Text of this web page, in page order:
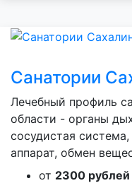
Санатории
Лечебный профиль
области - органы
сосудистая
аппарат, обмен
от 2300 рублей